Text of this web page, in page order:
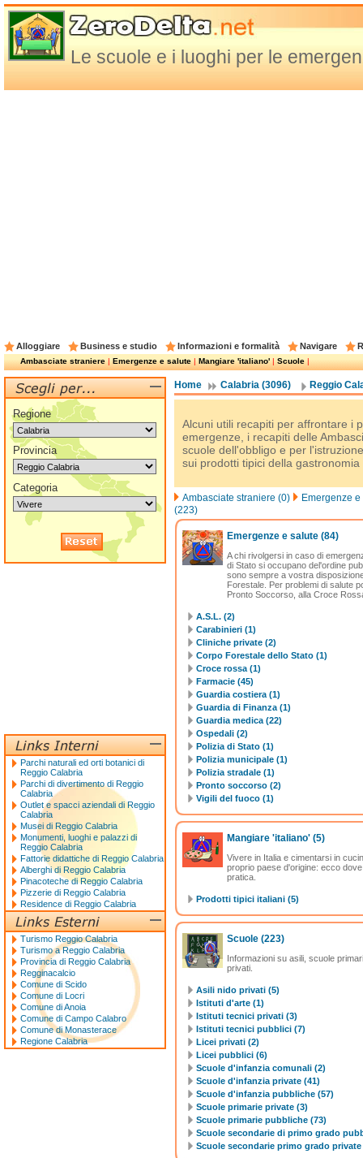
Le scuole e i luoghi per le
Alloggiare Business e studio Informazioni e formalità Navigare
Ambasciate straniere|Emergenze e salute|Mangiare 'italiano'|Scuole|
Home Calabria (3096) Reggio
Alcuni utili recapiti per affrontare i
emergenze, i recapiti delle
scuole dell'obbligo e per
sui prodotti tipici della gastronomia
Ambasciate straniere (0)
Emergenze
(223)
Emergenze e salute (84)
A chi rivolgersi in caso di
di Stato si occupano del'ordine
sono sempre a vostra
Forestale. Per problemi di salute
Pronto Soccorso, alla Croce
A.S.L. (2)
Carabinieri (1)
Cliniche private (2)
Corpo Forestale dello Stato (1)
Croce rossa (1)
Farmacie (45)
Guardia costiera (1)
Guardia di Finanza (1)
Guardia medica (22)
Ospedali (2)
Polizia di Stato (1)
Polizia municipale (1)
Polizia stradale (1)
Pronto soccorso (2)
Vigili del fuoco (1)
Mangiare 'italiano' (5)
Vivere in Italia e cimentarsi in
proprio paese d'origine: ecco
pratica.
Prodotti tipici italiani (5)
Scuole (223)
Informazioni su asili, scuole
privati.
Asili nido privati (5)
Istituti d'arte (1)
Istituti tecnici privati (3)
Istituti tecnici pubblici (7)
Licei privati (2)
Licei pubblici (6)
Scuole d'infanzia comunali (2)
Scuole d'infanzia private (41)
Scuole d'infanzia pubbliche (57)
Scuole primarie private (3)
Scuole primarie pubbliche (73)
Scuole secondarie di primo grado
Scuole secondarie primo grado private
Regione
Provincia
Categoria
Parchi naturali ed orti botanici di
Reggio Calabria
Parchi di divertimento di Reggio
Calabria
Outlet e spacci aziendali di Reggio
Calabria
Musei di Reggio Calabria
Monumenti, luoghi e palazzi di
Reggio Calabria
Fattorie didattiche di Reggio Calabria
Alberghi di Reggio Calabria
Pinacoteche di Reggio Calabria
Pizzerie di Reggio Calabria
Residence di Reggio Calabria
Turismo Reggio Calabria
Turismo a Reggio Calabria
Provincia di Reggio Calabria
Regginacalcio
Comune di Scido
Comune di Locri
Comune di Anoia
Comune di Campo Calabro
Comune di Monasterace
Regione Calabria